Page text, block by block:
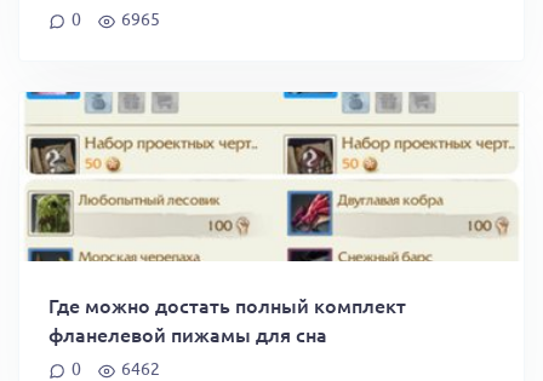
0 6965
Где можно достать полный комплект
фланелевой пижамы для сна
0 6462